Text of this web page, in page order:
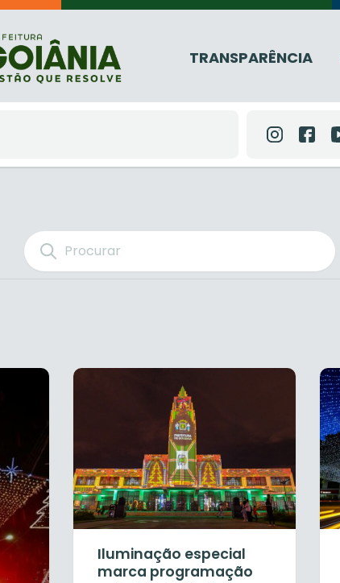
TRANSPARÊNCIA
Iluminação especial
marca programação